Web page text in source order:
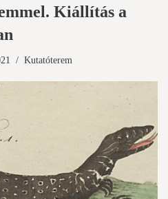
Kiállítás a
Kutatóterem